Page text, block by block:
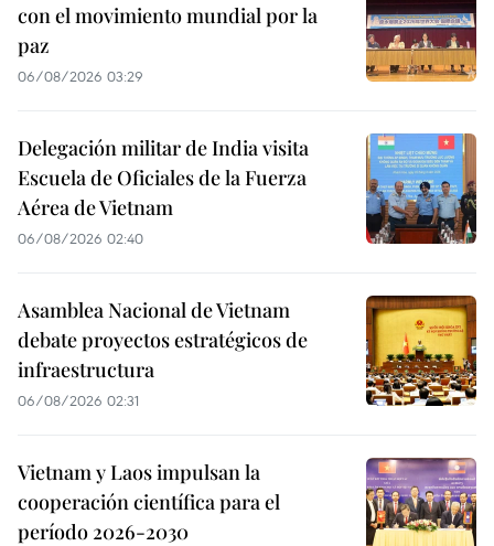
con el movimiento mundial por la
paz
06/08/2026 03:29
Delegación militar de India visita
Escuela de Oficiales de la Fuerza
Aérea de Vietnam
06/08/2026 02:40
Asamblea Nacional de Vietnam
debate proyectos estratégicos de
infraestructura
06/08/2026 02:31
Vietnam y Laos impulsan la
cooperación científica para el
período 2026-2030